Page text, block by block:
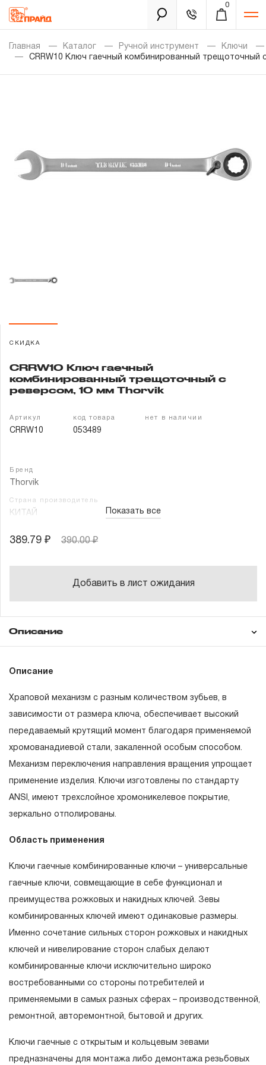
0
Каталог
Уцененный товар
Гарантия и сервис
Партнерам
Контакты
Главная Каталог Ручной инструмент
Ключи
CRRW10 Ключ гаечный комбинированный трещоточный
СКИДКА
CRRW10 Ключ гаечный
комбинированный трещоточный с
реверсом, 10 мм Thorvik
Артикул
CRRW10
код товара
053489
нет в наличии
Бренд
Thorvik
Страна производитель
КИТАЙ Показать все
389.79 ₽ 390.00 ₽
Добавить в лист ожидания
Описание
Описание
Храповой механизм с разным количеством зубьев, в
зависимости от размера ключа, обеспечивает высокий
передаваемый крутящий момент благодаря применяемой
хромованадиевой стали, закаленной особым способом.
Механизм переключения направления вращения упрощает
применение изделия. Ключи изготовлены по стандарту
ANSI, имеют трехслойное хромоникелевое покрытие,
зеркально отполированы.
Область применения
Ключи гаечные комбинированные ключи – универсальные
гаечные ключи, совмещающие в себе функционал и
преимущества рожковых и накидных ключей. Зевы
комбинированных ключей имеют одинаковые размеры.
Именно сочетание сильных сторон рожковых и накидных
ключей и нивелирование сторон слабых делают
комбинированные ключи исключительно широко
востребованными со стороны потребителей и
применяемыми в самых разных сферах – производственной,
ремонтной, авторемонтной, бытовой и других.
Ключи гаечные с открытым и кольцевым зевами
предназначены для монтажа либо демонтажа резьбовых
Понятие «ПОЖИЗНЕННАЯ ГАРАНТИЯ».
1.1 Понятие «ПОЖИЗНЕННАЯ ГАРАНТИЯ» включает в
себя признание неограниченного срока поддержания
гарантийных обязательств в течение всего периода
проведении технической экспертизы было
2. Понятие «ОГРАНИЧЕННАЯ ГАРАНТИЯ»
КИНЕМАТИЧЕСКУЮ СХЕМУ (МЕХАНИЗМ)
распространяется понятие «ограниченной гарантии», в